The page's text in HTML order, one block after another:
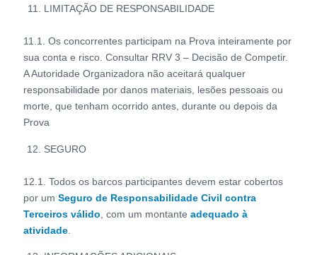
LIMITAÇÃO DE RESPONSABILIDADE
11.1. Os concorrentes participam na Prova inteiramente por
sua conta e risco. Consultar RRV 3 – Decisão de Competir.
A Autoridade Organizadora não aceitará qualquer
responsabilidade por danos materiais, lesões pessoais ou
morte, que tenham ocorrido antes, durante ou depois da
Prova
SEGURO
12.1. Todos os barcos participantes devem estar cobertos
por um Seguro de Responsabilidade Civil contra
Terceiros válido , com um montante adequado à
atividade.